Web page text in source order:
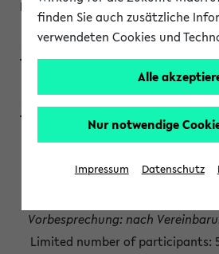
200923
Wendisch, Peters-Wendisch,
Projektmodul "Bakterielle
Persönliche Anmeldung beim
Vorbesprechung: nach
Limited number of participants:
finden Sie auch zusätzliche
verwendeten Cookies und
Alle
Nur notwendige
Impressum Datenschutz